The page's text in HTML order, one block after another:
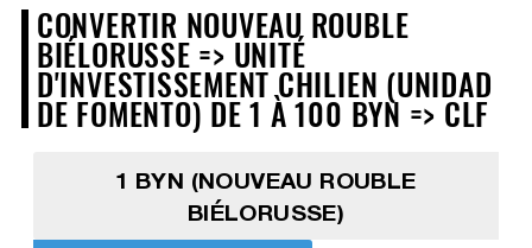
CONVERTIR NOUVEAU ROUBLE
BIÉLORUSSE => UNITÉ
D'INVESTISSEMENT CHILIEN (UNIDAD
DE FOMENTO) DE 1 À 100 BYN => CLF
1 BYN (NOUVEAU ROUBLE
BIÉLORUSSE)